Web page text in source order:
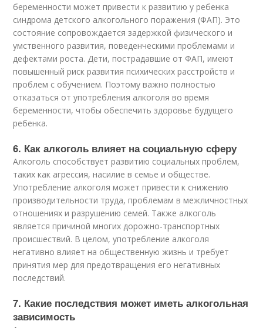
беременности может привести к развитию у ребенка
синдрома детского алкогольного поражения (ФАП). Это
состояние сопровождается задержкой физического и
умственного развития, поведенческими проблемами и
дефектами роста. Дети, пострадавшие от ФАП, имеют
повышенный риск развития психических расстройств и
проблем с обучением. Поэтому важно полностью
отказаться от употребления алкоголя во время
беременности, чтобы обеспечить здоровье будущего
ребенка.
6. Как алкоголь влияет на социальную сферу
Алкоголь способствует развитию социальных проблем,
таких как агрессия, насилие в семье и обществе.
Употребление алкоголя может привести к снижению
производительности труда, проблемам в межличностных
отношениях и разрушению семей. Также алкоголь
является причиной многих дорожно-транспортных
происшествий. В целом, употребление алкоголя
негативно влияет на общественную жизнь и требует
принятия мер для предотвращения его негативных
последствий.
7. Какие последствия может иметь алкогольная
зависимость